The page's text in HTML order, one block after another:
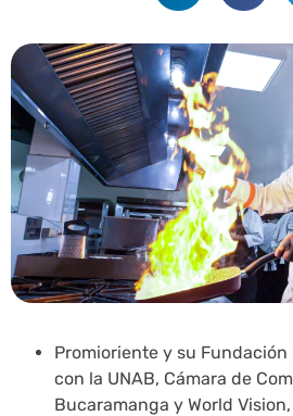
Promioriente y su Fundación
con la UNAB, Cámara de
Bucaramanga y World